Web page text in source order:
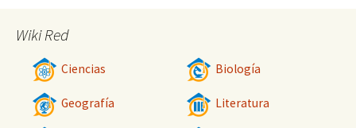
Wiki Red
Ciencias Biología
Geografía Literatura